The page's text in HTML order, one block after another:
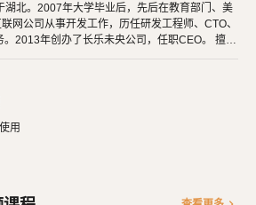
索 Sequelize ORM 的基本用法，以及如何在
据库操作。
见的 API 开发模式，包括增删改查、分
湖北。2007年大学毕业后，先后在教育部门、美
网公司从事开发工作，历任研发工程师、CTO、
2013年创办了长乐未央公司，任职CEO。 擅长
对编程、AI和机器人都有深厚的
开发非常快乐，能创造梦想中的产品是一件非常
事情。喜爱阅读，尤其是历史相关的书籍。喜欢音
用